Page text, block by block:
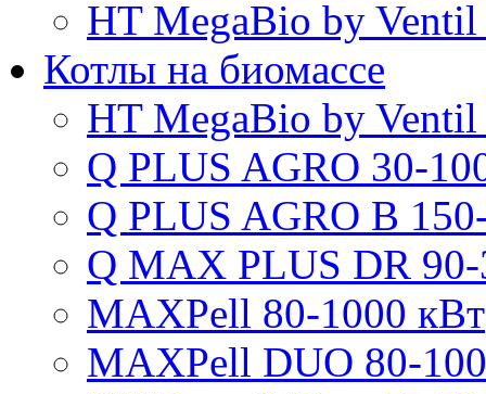
HT MegaBio by
Котлы на биомассе
HT MegaBio by
Q PLUS AGRO 30-
Q PLUS AGRO B
Q MAX PLUS DR
MAXPell 80-1000 кВт
MAXPell DUO 80-